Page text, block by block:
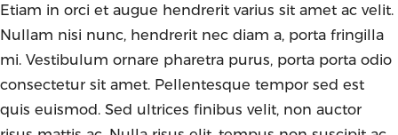
Etiam in orci et augue hendrerit varius sit amet ac velit.
Nullam nisi nunc, hendrerit nec diam a, porta fringilla
mi. Vestibulum ornare pharetra purus, porta porta odio
consectetur sit amet. Pellentesque tempor sed est
quis euismod. Sed ultrices finibus velit, non auctor